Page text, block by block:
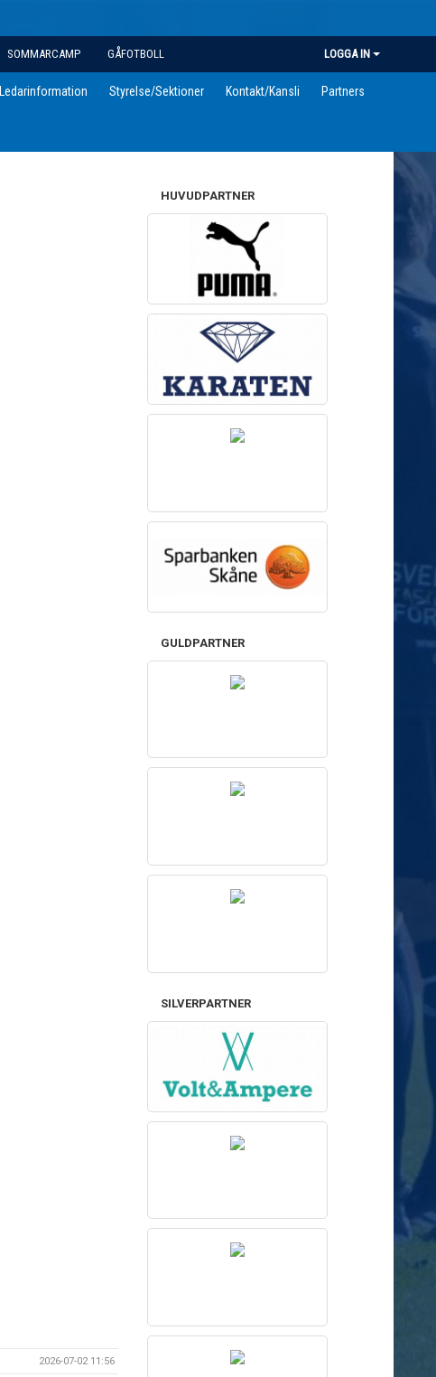
SOMMARCAMP GÅFOTBOLL LOGGA IN
Ledarinformation Styrelse/Sektioner Kontakt/Kansli Partners
2026-07-02 11:56
HUVUDPARTNER
GULDPARTNER
SILVERPARTNER